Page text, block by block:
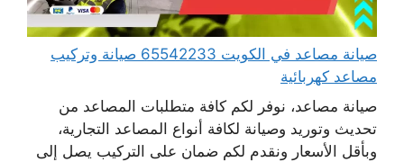
صيانة مصاعد في الكويت 65542233 صيانة وتركيب
مصاعد كهربائية
صيانة مصاعد، نوفر لكم كافة متطلبات المصاعد من
تحديث وتوريد وصيانة لكافة أنواع المصاعد التجارية،
وبأقل الأسعار ونقدم لكم ضمان على التركيب يصل إلى